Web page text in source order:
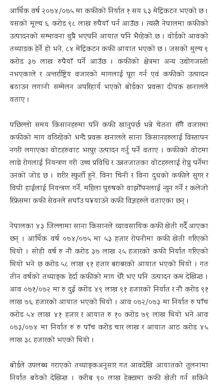
आर्थिक वर्ष २०७४/०७५ मा कफीको निर्यात १ सय ६३ मेट्रिकटन भएको छ ।
यसको मूल्य ६ करोड ९८ लाख रुपैयाँ पर्न आउँछ । त्यस्तै नेपालमा कफीको
उत्पादनको सम्भावना थुप्रै भएपनि आयात पनि भैरहेको छ । वोर्डको आवको
तथ्याङक हेर्ने हो भने, ८४ मेट्रिकटन कफी आयात भएको छ । जसको मुल्य ९
करोड ३७ लाख रुपैयाँ पर्ने आउँछ । कफीको क्षेत्रमा अन्य उद्योगजस्तो
नभएकाले र अन्तर्राष्ट्रिय वजारको मागलाई पूरा गर्न एवं कफीको उत्पादन
बढाउन लगानी सम्मेलन अपरिहार्य भएको बोर्डका प्रवक्ता दीपक खनालले
वताए ।
पछिल्लो समय किसानहरुमा पनि कफी खानुपर्छ भन्ने चेतना सँगै वजारमा
कफीको माग वढिरहेको भन्दै प्रवक्त खनालले साना किसानहरुलाई विस्तापन
नगरी लगाएका वोटहरुवाट भरपुर उत्पादन गर्नु पर्ने वताए । कफीको वोटमा
लाग्ने रोगलाई नियन्त्रण गरी उच्च प्रविधि र उन्नतजातका वोटहरुलाई रोप्नु पर्नेमा
उनको जोड छ । शरीर स्फुर्ती हुने, विना चिनी र विना दुधको कफीले सुगर र
विपी हाईलाई नियन्त्रण गर्ने, महिला पुरुषको वाझोँपनलाई न्युन गर्ने र कलेजो
रिफ्रेसमा कफी सेवनले सघाँउ प¥याउने कफी विज्ञहरुले वताएका छन् ।
नेपालका ४३ जिल्लामा साना किसानले व्यावसायिक कफी खेती गर्दै आएका
छन् । आर्थिक वर्ष ०७४/०७५ मा ५३ हजार रोपनीमा कफी खेती गरिएको
थियो । सोही वर्ष रु नौ करोड ३७ लाख २५ हजारको कफी निर्यात गरिएको
थियो भने छ करोड ५८ लाख ९१ हजार बराबरको आयात भएको थियो । गत
तीन वर्षको तथ्याङ्क हेर्दा कफीको माग धेरै भए पनि उत्पादन कम देखिन्छ ।
आव ०७१/०७२ मा रु दुई करोड ४९ लाख ९१ हजारको निर्यात र नौ करोड ९१
लाख ७६ हजारको आयात भएको थियो । आव ०७२/०७३ मा निर्यात रु पाँच
करोड ५४ लाख ४१ हजार र आयात रु १० करोड ७९ लाख थियो भने आव
०७३/०७४ मा निर्यात रु रु पाँच करोड चार लाख र आयात आठ करोड ४५
लाख ३८ हजारको भएको थियो ।
बोर्डले उपलब्ध गराएको तथ्याङ्कअनुसार गत आवदेखि आयातको तुलनामा
निर्यात बढेको देखिन्छ । करीब ९० लाख हेक्टरमा कफी खेती गर्न सकिने